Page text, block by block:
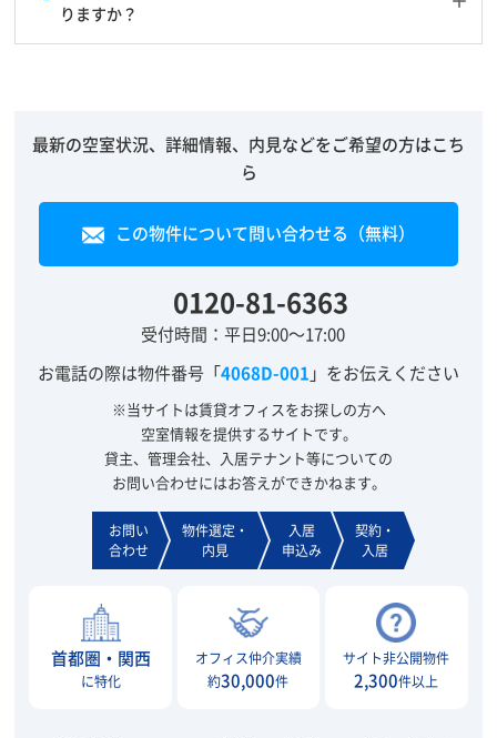
りますか？
最新の空室状況、詳細情報、内見などをご希望の方はこち
ら
この物件について問い合わせる（無料）
0120-81-6363
受付時間：平日9:00～17:00
お電話の際は物件番号「4068D-001 」をお伝えください
※当サイトは賃貸オフィスをお探しの方へ
空室情報を提供するサイトです。
貸主、管理会社、入居テナント等についての
お問い合わせにはお答えができかねます。
お問い
合わせ
物件選定・
内見
入居
申込み
契約・
入居
首都圏・関西
に特化
オフィス仲介実績
約30,000件
サイト非公開物件
2,300件以上